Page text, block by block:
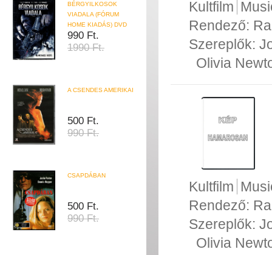
BÉRGYILKOSOK
VIADALA (FÓRUM
HOME KIADÁS) DVD
990 Ft.
1990 Ft.
A CSENDES AMERIKAI
500 Ft.
990 Ft.
CSAPDÁBAN
500 Ft.
990 Ft.
Kultfilm
Rendező:
Szereplők:
Olivia
Kultfilm
Rendező:
Szereplők:
Olivia